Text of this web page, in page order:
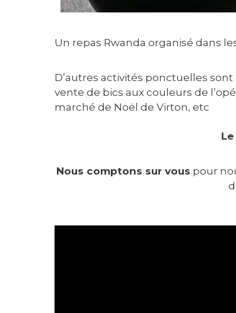
Un repas Rwanda organisé dans
D’autres activités ponctuelles
vente de bics aux couleurs de
marché de Noël de Virton, etc
Nous comptons sur vous pour